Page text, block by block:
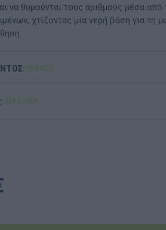
ΑΝΑΜΝΗΣΤΙΚΆ ΚΑΙ ΒΙΒΛΊΑ/
ΕΠΙΤΡΟΠΏΝ & ΣΧΟΛΙΚΏΝ
να θυμούνται τους αριθμούς μέσα από
χτίζοντας μια γερή βάση για τη
388407
NATHAN